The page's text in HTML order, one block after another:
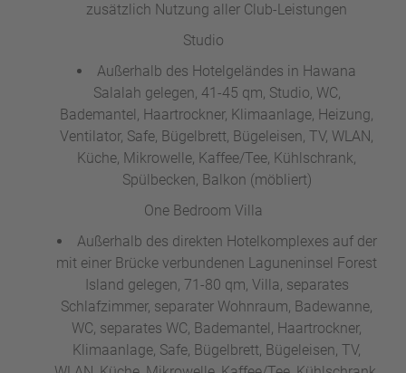
zusätzlich Nutzung aller Club-Leistungen
Studio
Außerhalb des Hotelgeländes in Hawana
Salalah gelegen, 41-45 qm, Studio, WC,
Bademantel, Haartrockner, Klimaanlage, Heizung,
Ventilator, Safe, Bügelbrett, Bügeleisen, TV, WLAN,
Küche, Mikrowelle, Kaffee/Tee, Kühlschrank,
Spülbecken, Balkon (möbliert)
One Bedroom Villa
Außerhalb des direkten Hotelkomplexes auf der
mit einer Brücke verbundenen Laguneninsel Forest
Island gelegen, 71-80 qm, Villa, separates
Schlafzimmer, separater Wohnraum, Badewanne,
WC, separates WC, Bademantel, Haartrockner,
Klimaanlage, Safe, Bügelbrett, Bügeleisen, TV,